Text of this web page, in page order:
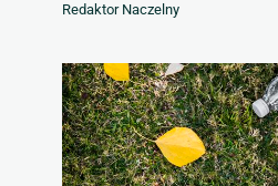
Redaktor Naczelny